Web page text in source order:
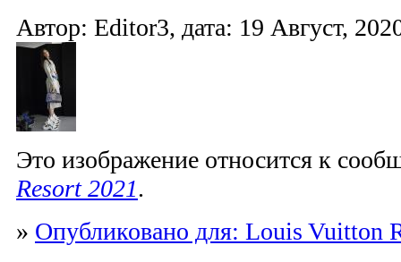
Автор: Editor3, дата: 19 Август,
Это изображение относится к
Resort 2021.
» Опубликовано для: Louis Vuitton